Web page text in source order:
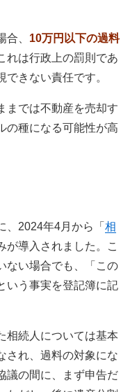
、 10万円以下の過料
れは行政上の罰則であ
きない責任です。
までは不動産を売却す
の種になる可能性が高
、2024年4月から「 相
が導入されました。こ
ない場合でも、「この
いう事実を登記簿に記
相続人については基本
され、過料の対象にな
議の間に、まず申告だ